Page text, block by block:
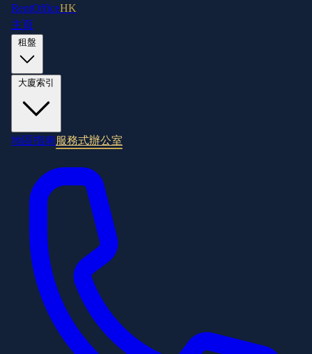
RentOfficeHK
主頁
地區指南服務式辦公室